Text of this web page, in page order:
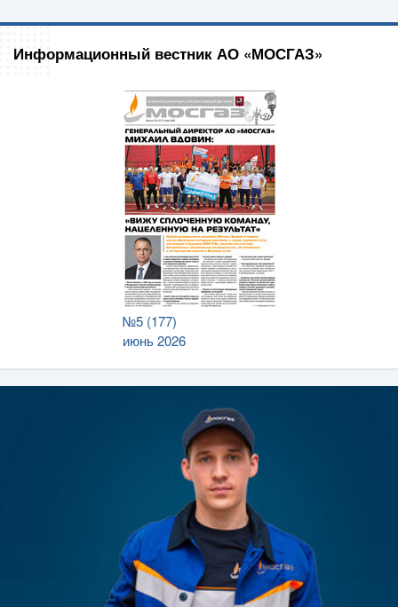
Информационный вестник АО «МОСГАЗ»
№5 (177)
июнь 2026